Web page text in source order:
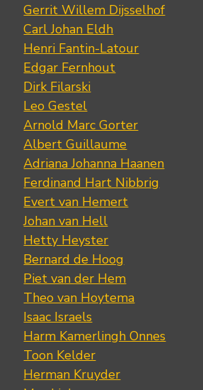
Gerrit Willem Dijsselhof
Carl Johan Eldh
Henri Fantin-Latour
Edgar Fernhout
Dirk Filarski
Leo Gestel
Arnold Marc Gorter
Albert Guillaume
Adriana Johanna Haanen
Ferdinand Hart Nibbrig
Evert van Hemert
Johan van Hell
Hetty Heyster
Bernard de Hoog
Piet van der Hem
Theo van Hoytema
Isaac Israels
Harm Kamerlingh Onnes
Toon Kelder
Herman Kruyder